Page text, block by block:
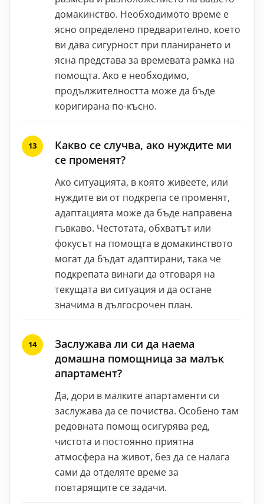
домакинство. Необходимото време е
ясно определено предварително, което
ви дава сигурност при планирането и
ясна представа за времевата рамка на
помощта. Ако е необходимо,
продължителността може да бъде
коригирана по-късно.
Какво се случва, ако нуждите ми
се променят?
Ако ситуацията, в която живеете, или
нуждите ви от подкрепа се променят,
адаптацията може да бъде направена
гъвкаво. Честотата, обхватът или
фокусът на помощта в домакинството
могат да бъдат адаптирани, така че
подкрепата винаги да отговаря на
текущата ви ситуация и да остане
значима в дългосрочен план.
Заслужава ли си да наема
домашна помощница за малък
апартамент?
Да, дори в малките апартаменти си
заслужава да се почиства. Особено там
редовната помощ осигурява ред,
чистота и постоянно приятна
атмосфера на живот, без да се налага
сами да отделяте време за
повтарящите се задачи.